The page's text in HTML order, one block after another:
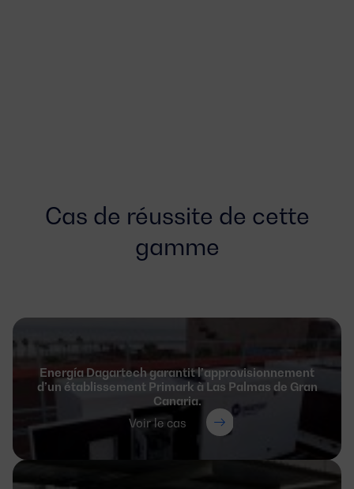
Cas de réussite de cette
gamme
Energía Dagartech garantit l’approvisionnement
d’un établissement Primark à Las Palmas de Gran
Canaria.
Voir le cas